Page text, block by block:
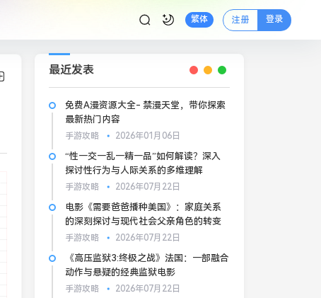
繁体 注册 登录
最近发表
免费A漫资源大全- 禁漫天堂，带你探索
最新热门内容
手游攻略 2026年01月06日
“性一交一乱一精一品”如何解读？深入
探讨性行为与人际关系的多维理解
手游攻略 2026年07月22日
电影《需要爸爸播种美国》：家庭关系
的深刻探讨与现代社会父亲角色的转变
手游攻略 2026年07月22日
《高压监狱3:终极之战》法国：一部融合
动作与悬疑的经典监狱电影
手游攻略 2026年07月22日